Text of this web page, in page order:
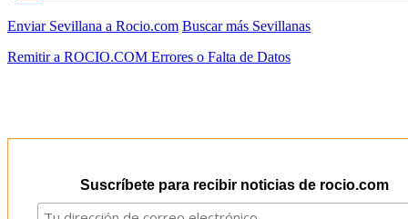
Enviar Sevillana a Rocio.com Buscar más Sevillanas
Remitir a ROCIO.COM Errores o Falta de Datos
Suscríbete para recibir noticias de rocio.com